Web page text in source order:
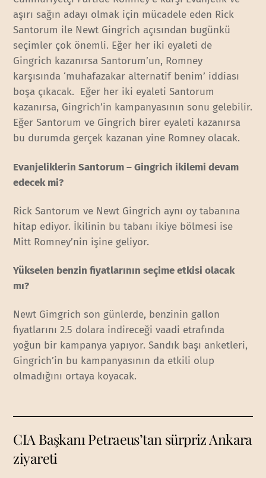
aşırı sağın adayı olmak için mücadele eden Rick
Santorum ile Newt Gingrich açısından bugünkü
seçimler çok önemli. Eğer her iki eyaleti de
Gingrich kazanırsa Santorum’un, Romney
karşısında ‘muhafazakar alternatif benim’ iddiası
boşa çıkacak. Eğer her iki eyaleti Santorum
kazanırsa, Gingrich’in kampanyasının sonu gelebilir.
Eğer Santorum ve Gingrich birer eyaleti kazanırsa
bu durumda gerçek kazanan yine Romney olacak.
Evanjeliklerin Santorum – Gingrich ikilemi devam
edecek mi?
Rick Santorum ve Newt Gingrich aynı oy tabanına
hitap ediyor. İkilinin bu tabanı ikiye bölmesi ise
Mitt Romney’nin işine geliyor.
Yükselen benzin fiyatlarının seçime etkisi olacak
mı?
Newt Gimgrich son günlerde, benzinin gallon
fiyatlarını 2.5 dolara indireceği vaadi etrafında
yoğun bir kampanya yapıyor. Sandık başı anketleri,
Gingrich’in bu kampanyasının da etkili olup
olmadığını ortaya koyacak.
CIA Başkanı Petraeus’tan sürpriz Ankara
ziyareti